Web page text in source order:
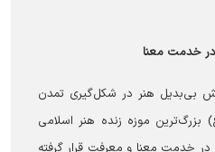
خدمت معنا
بی‌بدیل هنر در شکل‌گیری تمدن
موزه زنده هنر اسلامی
خدمت معنا و معرفت قرار گرفته